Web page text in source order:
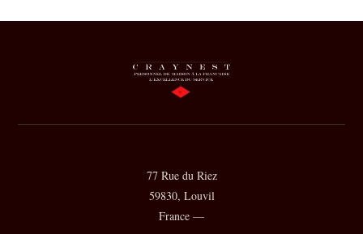
77 Rue du Riez
59830, Louvil
France —